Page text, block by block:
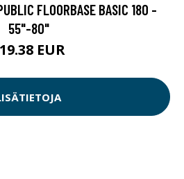
FLOORBASE BASIC 180 -
55"-80"
EUR